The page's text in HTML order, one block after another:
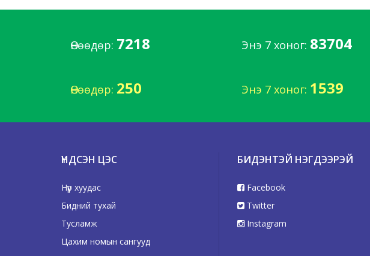
Өнөөдөр: 7218 Энэ 7 хоног: 83704
Өнөөдөр: 250 Энэ 7 хоног: 1539
ҮНДСЭН ЦЭС
Нүүр хуудас
Бидний тухай
Тусламж
Цахим номын сангууд
БИДЭНТЭЙ НЭГДЭЭРЭЙ
Facebook
Twitter
Instagram